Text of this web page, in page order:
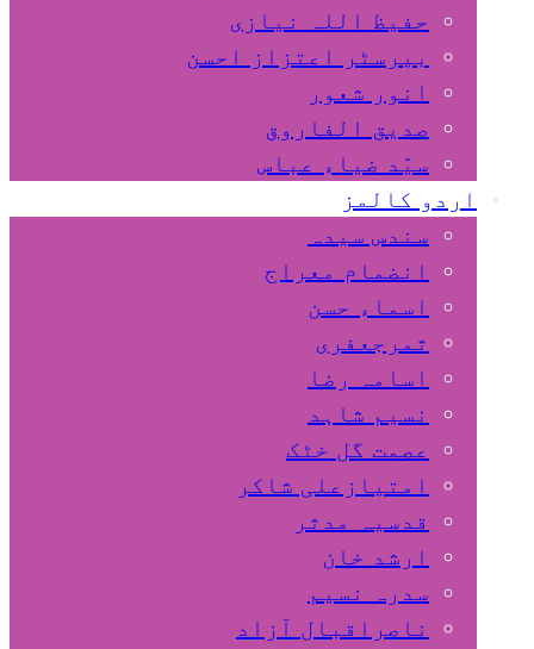
حفیظ اللہ نیازی
بیرسٹر اعتزاز احسن
انور شعور
صدیق الفاروق
سیّد ضیاء عباس
اردو کالمز
سندس سیدہ
انضمام معراج
اسماء حسن
ثمرجعفری
اسامہ رضا
نسیم شاہد
عصمت گل خٹک
امتیازعلی شاکر
قدسیہ مدثر
ارشد خان
سدرہ نسیم
ناصراقبال آزاد